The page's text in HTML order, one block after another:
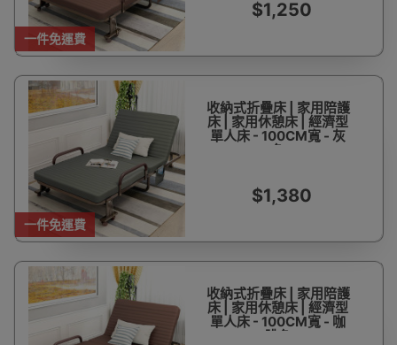
一件免運費
$1,250
一件免運費
收納式折疊床 | 家用陪護
床 | 家用休憩床 | 經濟型
單人床 - 100CM寬 - 灰
色
$1,380
收納式折疊床 | 家用陪護
床 | 家用休憩床 | 經濟型
單人床 - 100CM寬 - 咖
啡色